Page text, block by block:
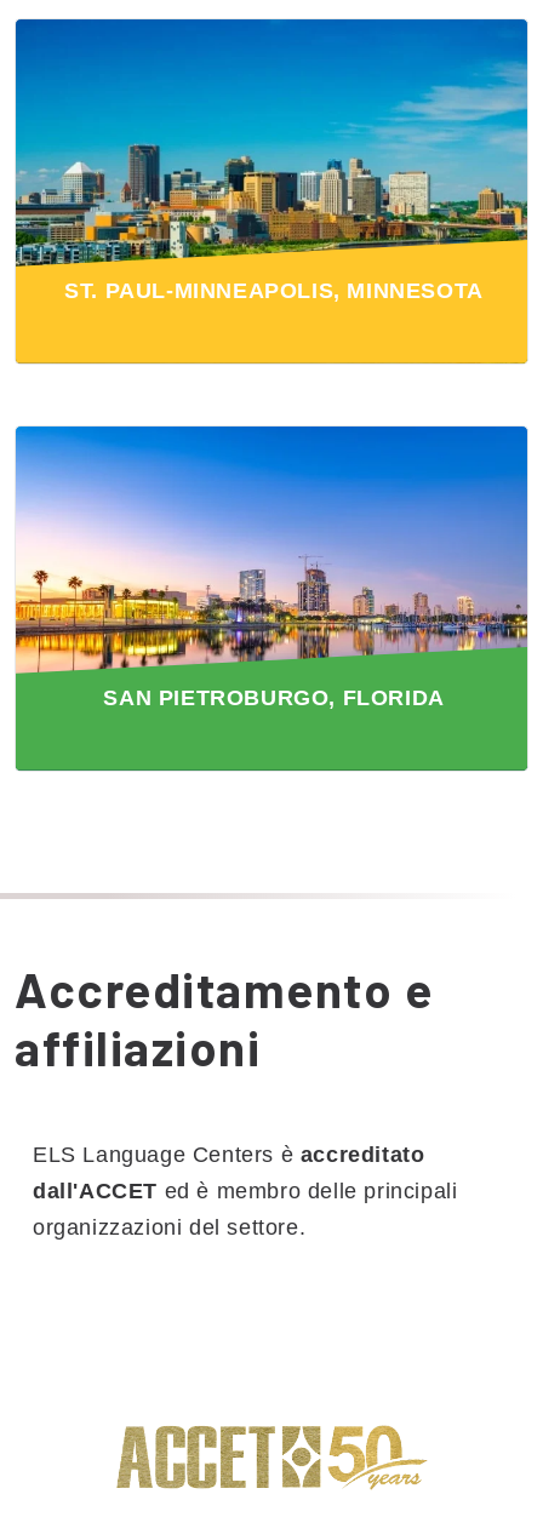
ST. PAUL-MINNEAPOLIS, MINNESOTA
SAN PIETROBURGO, FLORIDA
Accreditamento e
affiliazioni
ELS Language Centers è accreditato
dall'ACCET ed è membro delle principali
organizzazioni del settore.